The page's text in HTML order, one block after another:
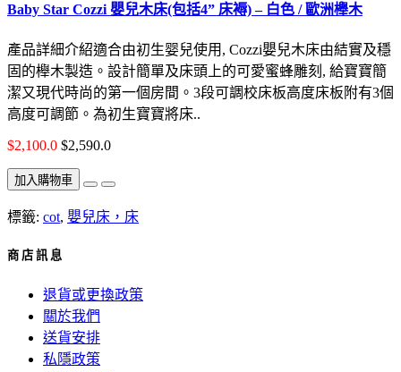
Baby Star Cozzi 嬰兒木床(包括4” 床褥) – 白色 / 歐洲櫸木
產品詳細介紹適合由初生婴兒使用, Cozzi嬰兒木床由結實及穩
固的櫸木製造。設計簡單及床頭上的可愛蜜蜂雕刻, 給寶寶簡
潔又現代時尚的第一個房間。3段可調校床板高度床板附有3個
高度可調節。為初生寶寶將床..
$2,100.0 $2,590.0
加入購物車
標籤: cot, 嬰兒床，床
商 店 訊 息
退貨或更換政策
關於我們
送貨安排
私隱政策